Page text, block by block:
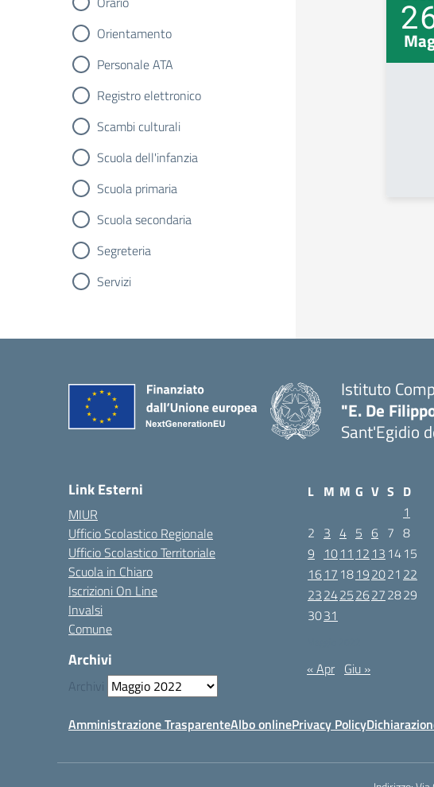
Orientamento
Personale ATA
Registro elettronico
Scambi culturali
Scuola dell'infanzia
Scuola primaria
Scuola secondaria
Segreteria
Servizi
Istituto
"E. De
Sant'Egidio
Link Esterni
MIUR
Ufficio Scolastico Regionale
Ufficio Scolastico Territoriale
Scuola in Chiaro
Iscrizioni On Line
Invalsi
Comune
Archivi
Archivi
L M M G V S D
1
2 3 4 5 6 7 8
9 1011 12 13 1415
1617 18192021 22
23242526272829
3031
« Apr Giu »
Amministrazione TrasparenteAlbo onlinePrivacy Policy